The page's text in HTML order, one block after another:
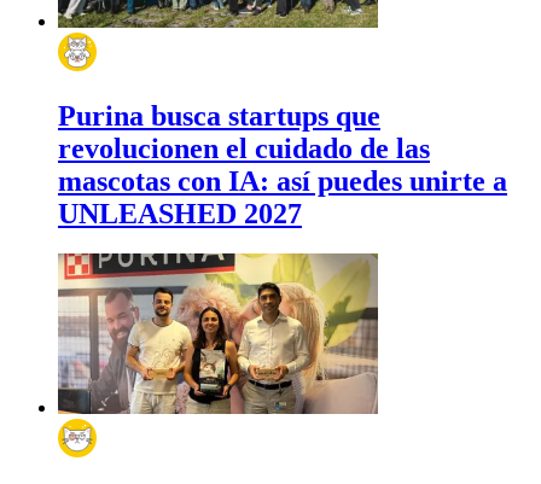
Purina busca startups que
revolucionen el cuidado de las
mascotas con IA: así puedes unirte a
UNLEASHED 2027